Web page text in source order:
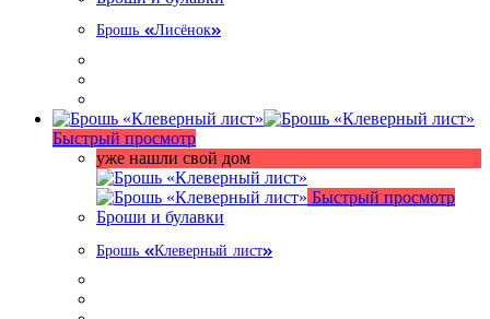
Брошь «Лисёнок»
Быстрый просмотр
уже нашли свой дом
Быстрый просмотр
Броши и булавки
Брошь «Клеверный лист»